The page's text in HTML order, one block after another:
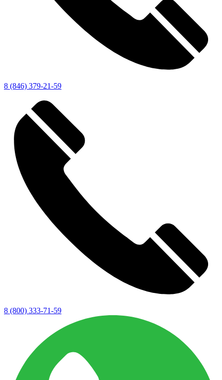
8 (846) 379-21-59
8 (800) 333-71-59